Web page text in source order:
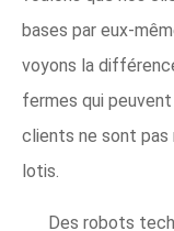
bases par eux-
voyons la
fermes qui
clients ne sont pas
lotis.
Des robots